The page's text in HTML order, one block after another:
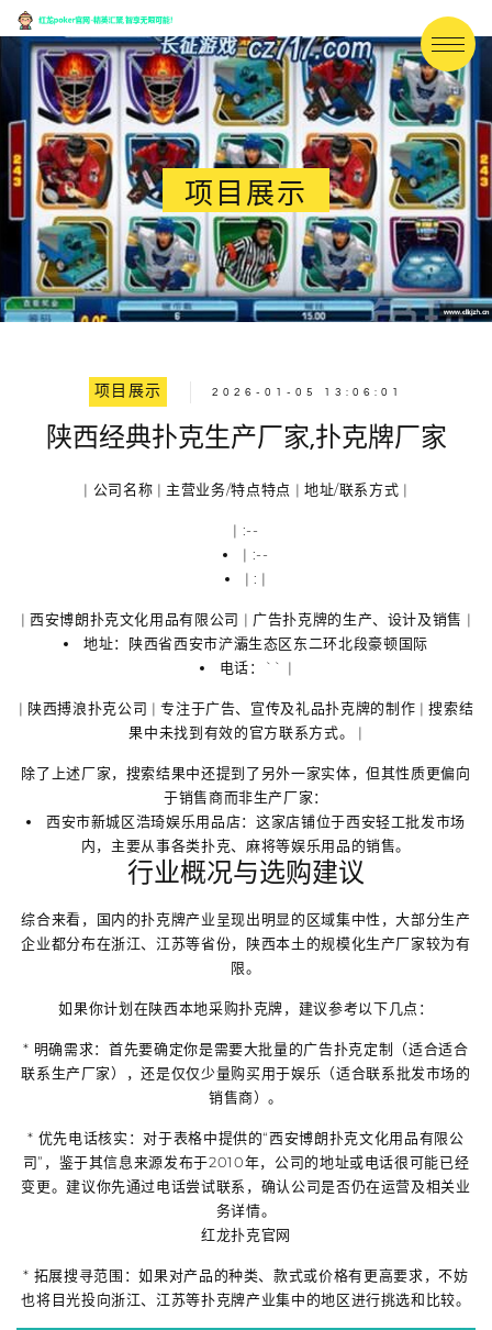
项目展示
项目展示 2026-01-05 13:06:01
陕西经典扑克生产厂家,扑克牌厂家
| 公司名称 | 主营业务/特点特点 | 地址/联系方式 |
| :--
| :--
| : |
| 西安博朗扑克文化用品有限公司 | 广告扑克牌的生产、设计及销售 |
地址：陕西省西安市浐灞生态区东二环北段豪顿国际
电话：`` |
| 陕西搏浪扑克公司 | 专注于广告、宣传及礼品扑克牌的制作 | 搜索结
果中未找到有效的官方联系方式。 |
除了上述厂家，搜索结果中还提到了另外一家实体，但其性质更偏向
于销售商而非生产厂家：
西安市新城区浩琦娱乐用品店：这家店铺位于西安轻工批发市场
内，主要从事各类扑克、麻将等娱乐用品的销售。
行业概况与选购建议
综合来看，国内的扑克牌产业呈现出明显的区域集中性，大部分生产
企业都分布在浙江、江苏等省份，陕西本土的规模化生产厂家较为有
限。
如果你计划在陕西本地采购扑克牌，建议参考以下几点：
* 明确需求：首先要确定你是需要大批量的广告扑克定制 （适合适合
联系生产厂家），还是仅仅少量购买用于娱乐 （适合联系批发市场的
销售商）。
* 优先电话核实：对于表格中提供的“西安博朗扑克文化用品有限公
司”，鉴于其信息来源发布于2010年，公司的地址或电话很可能已经
变更。建议你先通过电话尝试联系，确认公司是否仍在运营及相关业
务详情。
红龙扑克官网
* 拓展搜寻范围 ：如果对产品的种类、款式或价格有更高要求，不妨
也将目光投向浙江、江苏等扑克牌产业集中的地区进行挑选和比较。